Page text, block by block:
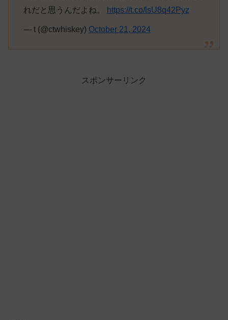
れだと思うんだよね。
https://t.co/lsU8q42Pyz
— t (@ctwhiskey) October 21, 2024
スポンサーリンク